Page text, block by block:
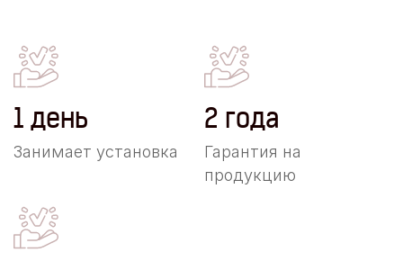
1 день
Занимает установка
2 года
Гарантия на
продукцию